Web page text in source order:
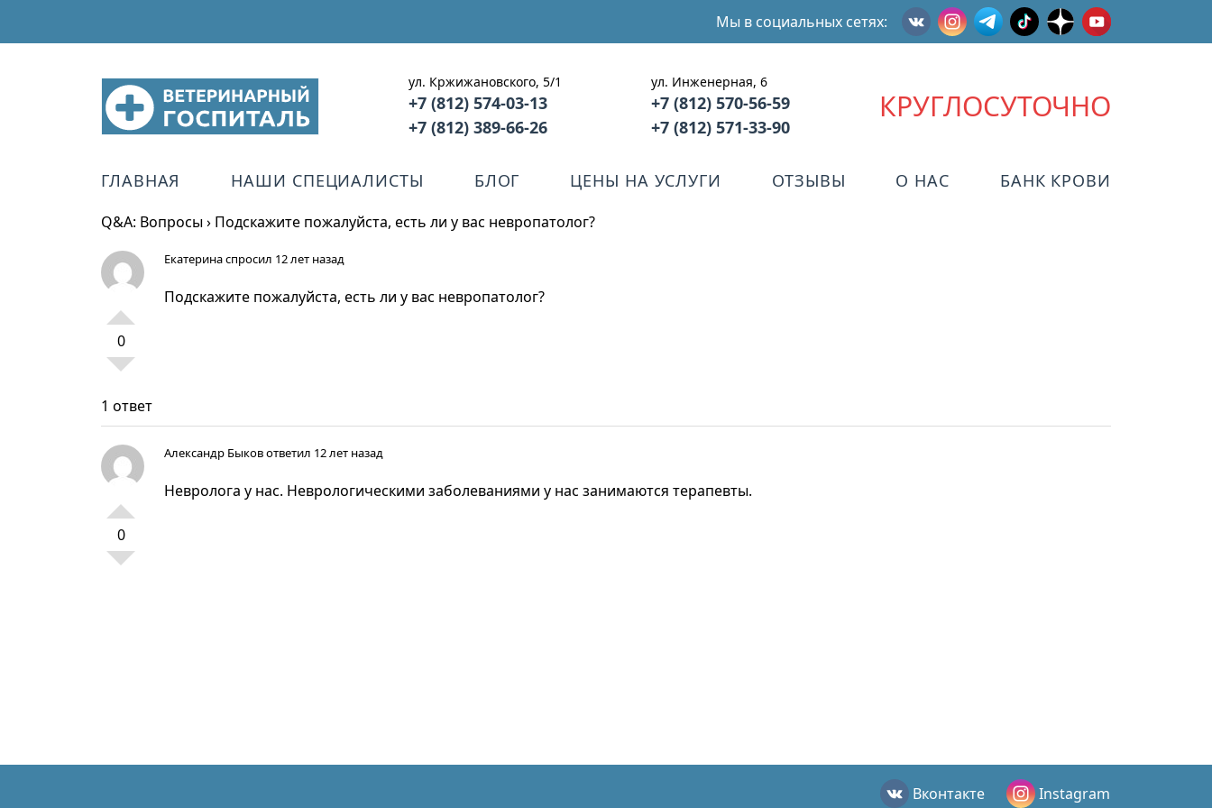
Мы в социальных сетях:
ул. Кржижановского, 5/1
+7 (812) 574-03-13
+7 (812) 389-66-26
ул. Инженерная, 6
+7 (812) 570-56-59
+7 (812) 571-33-90
КРУГЛОСУТОЧНО
ГЛАВНАЯ НАШИ СПЕЦИАЛИСТЫ БЛОГ ЦЕНЫ НА УСЛУГИ ОТЗЫВЫ О НАС БАНК КРОВИ
Q&A: Вопросы› Подскажите пожалуйста, есть ли у вас невропатолог?
0
Екатеринаспросил 12 лет назад
Подскажите пожалуйста, есть ли у вас невропатолог?
1 ответ
0
Александр Быковответил 12 лет назад
Невролога у нас. Неврологическими заболеваниями у нас занимаются терапевты.
Вконтакте Instagram